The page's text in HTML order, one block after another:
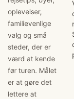
oplevelser,
familievenlige
valg og små
steder, der er
værd at kende
før turen. Målet
er at gøre det
lettere at